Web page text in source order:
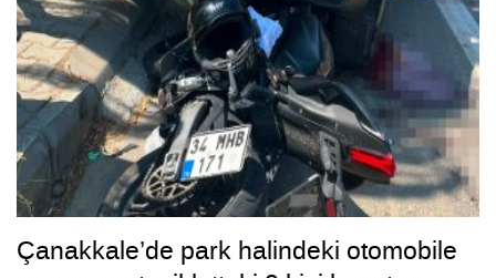
Çanakkale’de park halindeki otomobile